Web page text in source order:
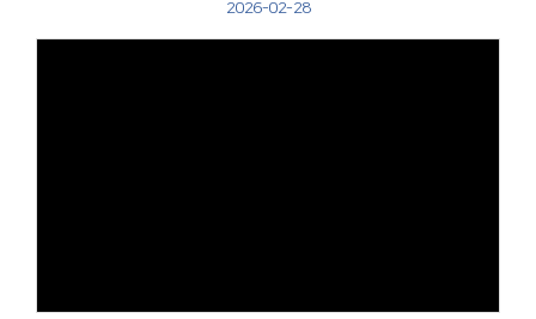
2026-02-28